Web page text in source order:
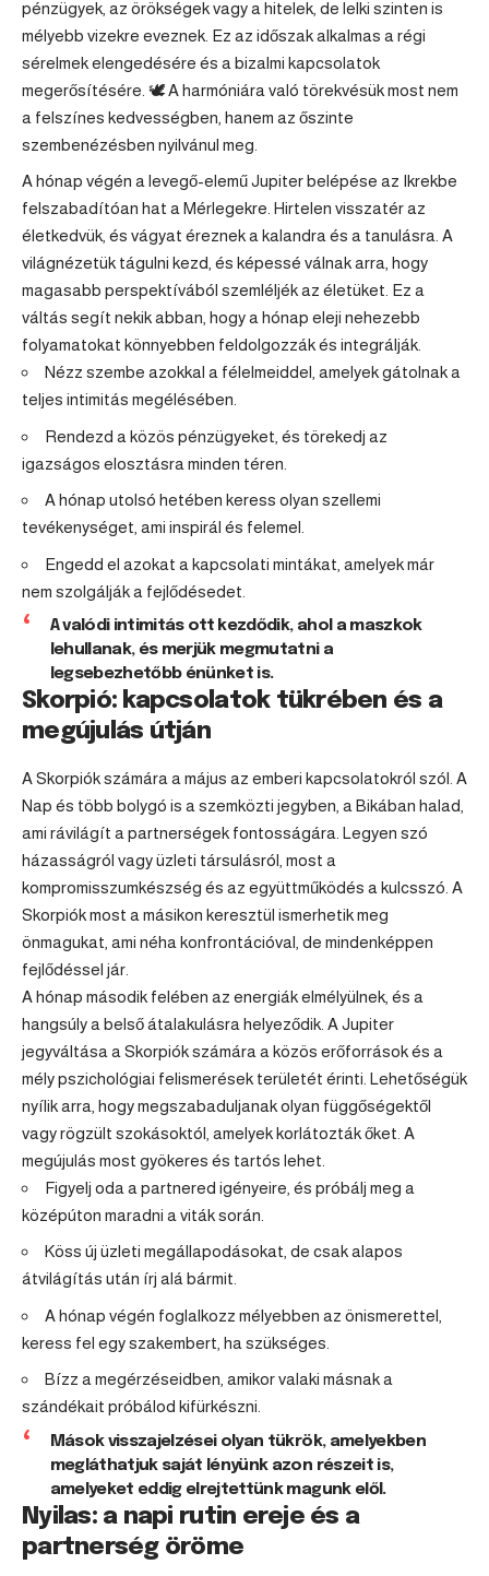
pénzügyek, az örökségek vagy a hitelek, de lelki szinten is
mélyebb vizekre eveznek. Ez az időszak alkalmas a régi
sérelmek elengedésére és a bizalmi kapcsolatok
megerősítésére. 🕊️ A harmóniára való törekvésük most nem
a felszínes kedvességben, hanem az őszinte
szembenézésben nyilvánul meg.
A hónap végén a levegő-elemű Jupiter belépése az Ikrekbe
felszabadítóan hat a Mérlegekre. Hirtelen visszatér az
életkedvük, és vágyat éreznek a kalandra és a tanulásra. A
világnézetük tágulni kezd, és képessé válnak arra, hogy
magasabb perspektívából szemléljék az életüket. Ez a
váltás segít nekik abban, hogy a hónap eleji nehezebb
folyamatokat könnyebben feldolgozzák és integrálják.
Nézz szembe azokkal a félelmeiddel, amelyek gátolnak a
teljes intimitás megélésében.
Rendezd a közös pénzügyeket, és törekedj az
igazságos elosztásra minden téren.
A hónap utolsó hetében keress olyan szellemi
tevékenységet, ami inspirál és felemel.
Engedd el azokat a kapcsolati mintákat, amelyek már
nem szolgálják a fejlődésedet.
A valódi intimitás ott kezdődik, ahol a maszkok
lehullanak, és merjük megmutatni a
legsebezhetőbb énünket is.
Skorpió: kapcsolatok tükrében és a
megújulás útján
A Skorpiók számára a május az emberi kapcsolatokról szól. A
Nap és több bolygó is a szemközti jegyben, a Bikában halad,
ami rávilágít a partnerségek fontosságára. Legyen szó
házasságról vagy üzleti társulásról, most a
kompromisszumkészség és az együttműködés a kulcsszó. A
Skorpiók most a másikon keresztül ismerhetik meg
önmagukat, ami néha konfrontációval, de mindenképpen
fejlődéssel jár.
A hónap második felében az energiák elmélyülnek, és a
hangsúly a belső átalakulásra helyeződik. A Jupiter
jegyváltása a Skorpiók számára a közös erőforrások és a
mély pszichológiai felismerések területét érinti. Lehetőségük
nyílik arra, hogy megszabaduljanak olyan függőségektől
vagy rögzült szokásoktól, amelyek korlátozták őket. A
megújulás most gyökeres és tartós lehet.
Figyelj oda a partnered igényeire, és próbálj meg a
középúton maradni a viták során.
Köss új üzleti megállapodásokat, de csak alapos
átvilágítás után írj alá bármit.
A hónap végén foglalkozz mélyebben az önismerettel,
keress fel egy szakembert, ha szükséges.
Bízz a megérzéseidben, amikor valaki másnak a
szándékait próbálod kifürkészni.
Mások visszajelzései olyan tükrök, amelyekben
megláthatjuk saját lényünk azon részeit is,
amelyeket eddig elrejtettünk magunk elől.
Nyilas: a napi rutin ereje és a
partnerség öröme